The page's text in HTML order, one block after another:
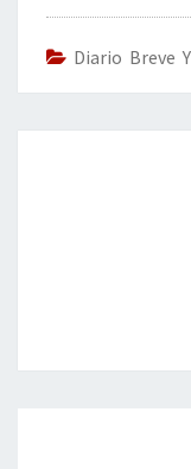
o
o
k
er
Diario Breve